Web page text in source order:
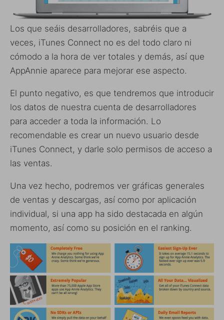
Los que seáis desarrolladores, sabréis que a
veces, iTunes Connect no es del todo claro ni
cómodo a la hora de ver totales y demás, así que
AppAnnie aparece para mejorar ese aspecto.
El punto negativo, es que tendremos que introducir
los datos de nuestra cuenta de desarrolladores
para acceder a toda la información. Lo
recomendable es crear un nuevo usuario desde
iTunes Connect, y darle solo permisos de acceso a
las ventas.
Una vez hecho, podremos ver gráficas generales
de ventas y descargas, así como por aplicación
individual, si una app ha sido destacada en algún
momento, así como su posición en el ranking.